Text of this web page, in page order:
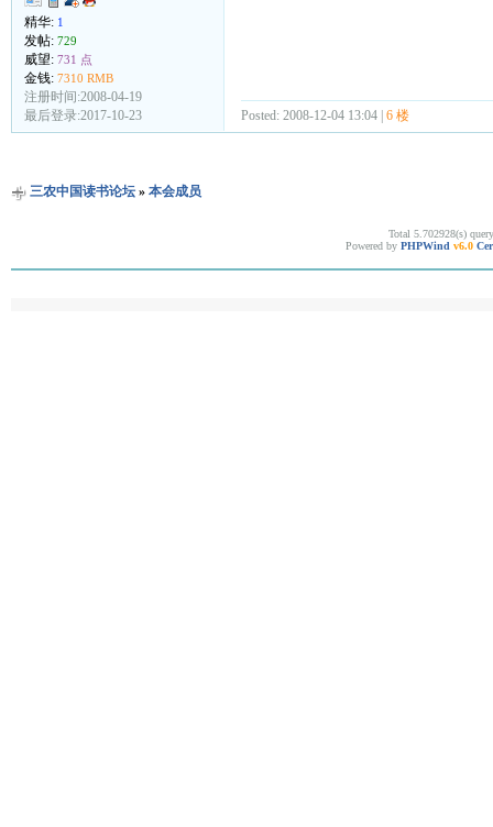
精华: 1
发帖: 729
威望: 731 点
金钱: 7310 RMB
注册时间:2008-04-19
最后登录:2017-10-23
Posted: 2008-12-04 13:04 | 6 楼
三农中国读书论坛» 本会成员
Total 5.702928(s)
Powered by PHPWind v6.0